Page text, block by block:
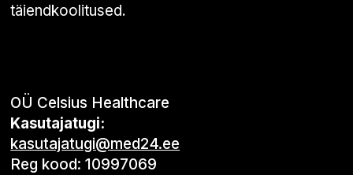
täiendkoolitused.
OÜ Celsius Healthcare
Kasutajatugi:
kasutajatugi@med24.ee
Reg kood: 10997069